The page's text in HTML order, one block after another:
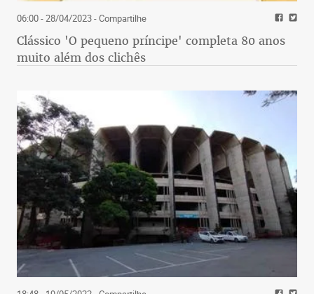
06:00 - 28/04/2023- Compartilhe
Clássico 'O pequeno príncipe' completa 80 anos
muito além dos clichês